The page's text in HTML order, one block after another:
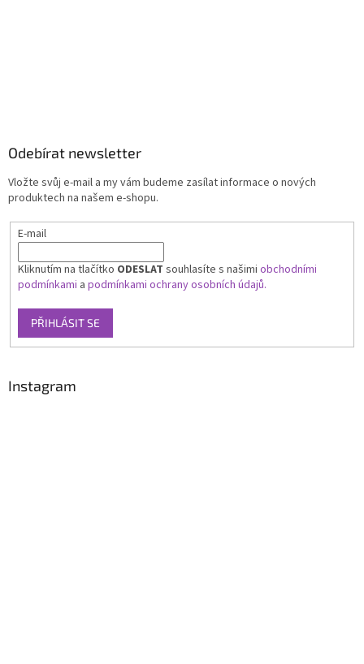
Odebírat newsletter
Vložte svůj e-mail a my vám budeme zasílat informace o nových
produktech na našem e-shopu.
E-mail
Kliknutím na tlačítko ODESLAT souhlasíte s našimi obchodními
podmínkami a podmínkami ochrany osobních údajů.
PŘIHLÁSIT SE
Instagram